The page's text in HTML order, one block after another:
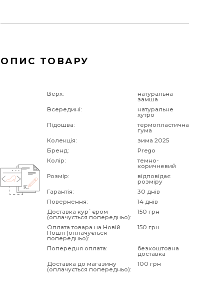
ОПИС ТОВАРУ
Верх: натуральна
замша
Всередині:
натуральне
хутро
Підошва:
термопластична
гума
Колекція:
зима 2025
Бренд:
Prego
Колір:
темно-
коричневий
Розмір:
відповідає
розміру
Гарантія:
30 днів
Повернення:
14 днів
Доставка кур`єром
(оплачується попередньо):
150 грн
Оплата товара на Новій
Пошті (оплачується
попередньо):
150 грн
Попередня оплата: безкоштовна
доставка
Доставка до магазину
(оплачується попередньо):
100 грн